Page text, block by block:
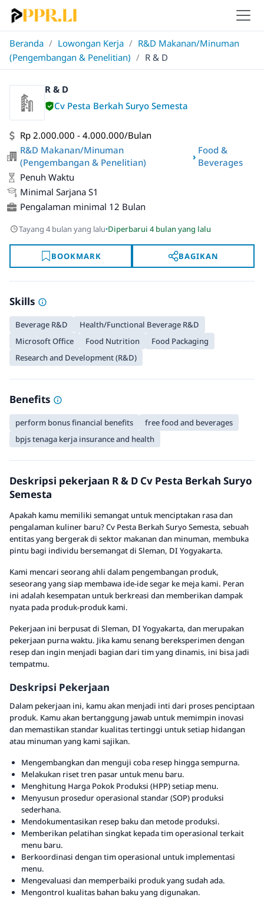
Beranda / Lowongan Kerja / R&D Makanan/Minuman
(Pengembangan & Penelitian) / R & D
R & D
Cv Pesta Berkah Suryo Semesta
Rp 2.000.000 - 4.000.000/Bulan
R&D Makanan/Minuman
(Pengembangan & Penelitian)
›
Food &
Beverages
Penuh Waktu
Minimal Sarjana S1
Pengalaman minimal 12 Bulan
Tayang 4 bulan yang lalu·Diperbarui 4 bulan yang lalu
BOOKMARK BAGIKAN
Skills
Beverage R&D
Health/Functional Beverage R&D
Microsoft Office
Food Nutrition
Food Packaging
Research and Development (R&D)
Benefits
perform bonus financial benefits
free food and beverages
bpjs tenaga kerja insurance and health
Deskripsi pekerjaan R & D Cv Pesta Berkah Suryo
Semesta
Apakah kamu memiliki semangat untuk menciptakan rasa dan
pengalaman kuliner baru? Cv Pesta Berkah Suryo Semesta, sebuah
entitas yang bergerak di sektor makanan dan minuman, membuka
pintu bagi individu bersemangat di Sleman, DI Yogyakarta.
Kami mencari seorang ahli dalam pengembangan produk,
seseorang yang siap membawa ide-ide segar ke meja kami. Peran
ini adalah kesempatan untuk berkreasi dan memberikan dampak
nyata pada produk-produk kami.
Pekerjaan ini berpusat di Sleman, DI Yogyakarta, dan merupakan
pekerjaan purna waktu. Jika kamu senang bereksperimen dengan
resep dan ingin menjadi bagian dari tim yang dinamis, ini bisa jadi
tempatmu.
Deskripsi Pekerjaan
Dalam pekerjaan ini, kamu akan menjadi inti dari proses penciptaan
produk. Kamu akan bertanggung jawab untuk memimpin inovasi
dan memastikan standar kualitas tertinggi untuk setiap hidangan
atau minuman yang kami sajikan.
Mengembangkan dan menguji coba resep hingga sempurna.
Melakukan riset tren pasar untuk menu baru.
Menghitung Harga Pokok Produksi (HPP) setiap menu.
Menyusun prosedur operasional standar (SOP) produksi
sederhana.
Mendokumentasikan resep baku dan metode produksi.
Memberikan pelatihan singkat kepada tim operasional terkait
menu baru.
Berkoordinasi dengan tim operasional untuk implementasi
menu.
Mengevaluasi dan memperbaiki produk yang sudah ada.
Mengontrol kualitas bahan baku yang digunakan.